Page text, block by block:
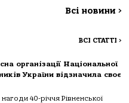
Всі новини >
ВСІ СТАТТІ >
організації Національної
України відзначила своє
40-річчя Рівненської